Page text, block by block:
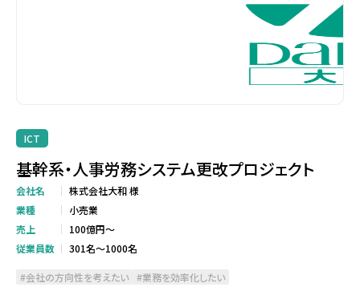
ICT
基幹系・人事労務システム更改プロジェクト
会社名
株式会社大和 様
業種
小売業
売上
100億円～
従業員数
301名～1000名
会社の方向性を考えたい 業務を効率化したい